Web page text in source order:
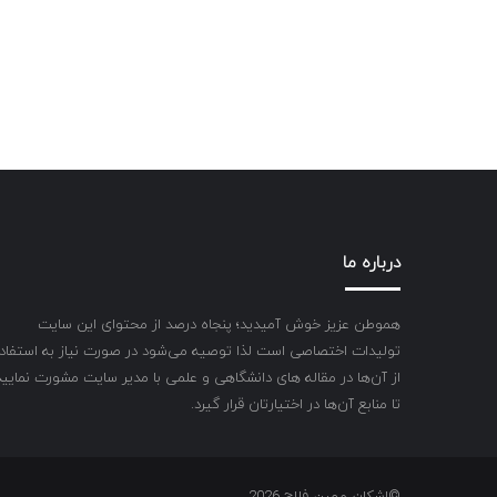
درباره ما
هموطن عزیز خوش آمیدید؛ پنجاه درصد از محتوای این سایت
تولیدات اختصاصی است لذا توصیه می‌شود در صورت نیاز به
از آن‌ها در مقاله های دانشگاهی و علمی با مدیر سایت مشورت
تا منابع آن‌ها در اختیارتان قرار گیرد.